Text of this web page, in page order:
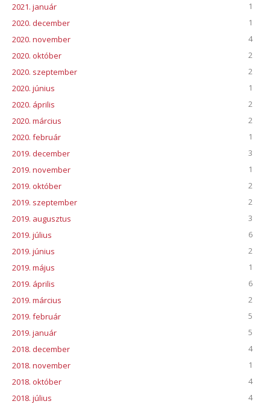
2021. január
1
2020. december
1
2020. november
4
2020. október
2
2020. szeptember
2
2020. június
1
2020. április
2
2020. március
2
2020. február
1
2019. december
3
2019. november
1
2019. október
2
2019. szeptember
2
2019. augusztus
3
2019. július
6
2019. június
2
2019. május
1
2019. április
6
2019. március
2
2019. február
5
2019. január
5
2018. december
4
2018. november
1
2018. október
4
2018. július
4